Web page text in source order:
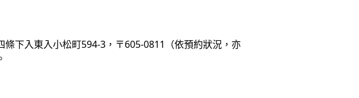
家常料理）、生魚片、肉類料理、
。暢飲菜單涵蓋生啤酒與瓶裝啤
溫飲）、紅白葡萄酒、Highball、
下入東入小松町594-3，〒605-0811（依預約狀況，亦